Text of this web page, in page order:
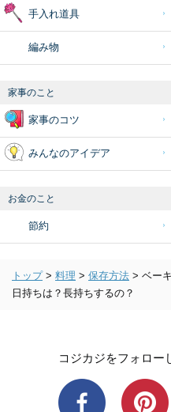
手入れ道具
編み物
家事のこと
家事のコツ
みんなのアイデア
お金のこと
節約
トップ > 料理 > 保存方法 > ベー
日持ちは？長持ちするの？
コジカジをフォロー